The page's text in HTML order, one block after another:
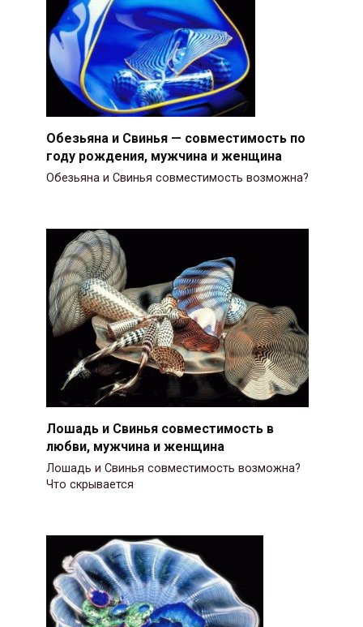
Обезьяна и Свинья — совместимость по
году рождения, мужчина и женщина
Обезьяна и Свинья совместимость возможна?
Лошадь и Свинья совместимость в
любви, мужчина и женщина
Лошадь и Свинья совместимость возможна?
Что скрывается